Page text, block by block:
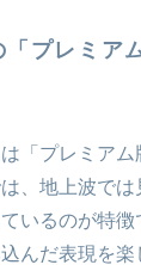
プレミア
「プレミアム
、地上波で
いるのが特
んだ表現を楽